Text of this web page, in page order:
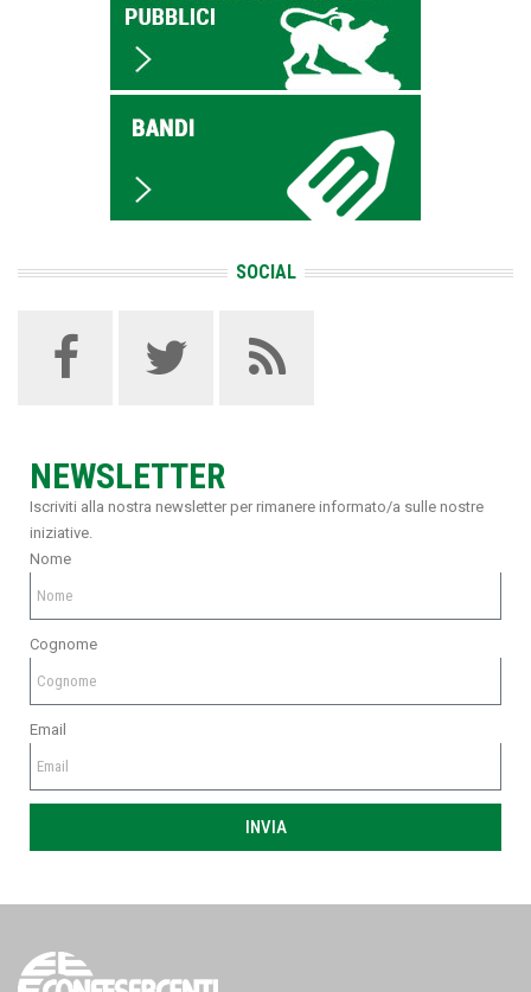
SOCIAL
NEWSLETTER
Iscriviti alla nostra newsletter per rimanere informato/a sulle nostre
iniziative.
Nome
Cognome
Email
INVIA